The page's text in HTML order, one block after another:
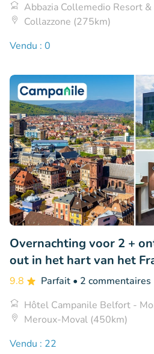
Abbazia Collemedio Resort &
Collazzone (275km)
Vendu : 0
Overnachting voor 2 +
out in het hart van het
9.8 Parfait • 2 commentaires
Hôtel Campanile Belfort -
Meroux-Moval (450km)
Vendu : 22